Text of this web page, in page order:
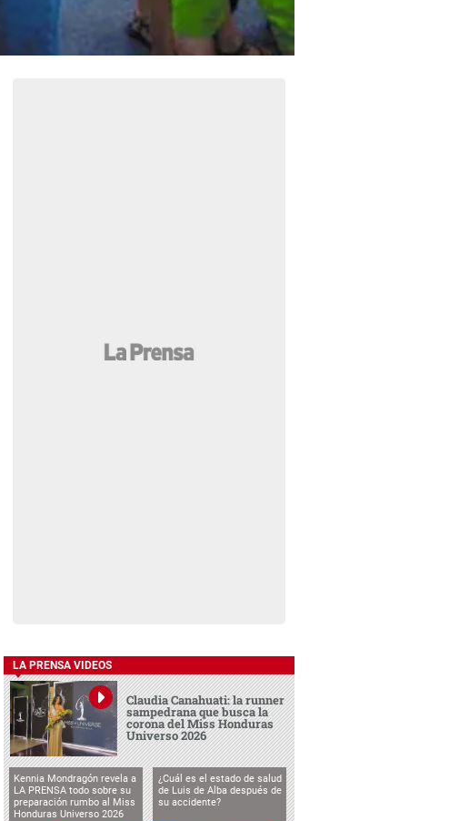
LA PRENSA VIDEOS
Claudia Canahuati: la runner
sampedrana que busca la
corona del Miss Honduras
Universo 2026
Kennia Mondragón revela a
LA PRENSA todo sobre su
preparación rumbo al Miss
Honduras Universo 2026
¿Cuál es el estado de salud
de Luis de Alba después de
su accidente?